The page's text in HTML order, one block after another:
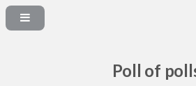
Poll of